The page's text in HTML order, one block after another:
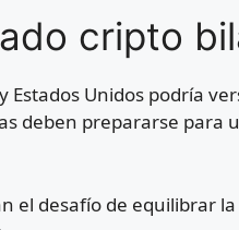
cripto
Unidos podría
deben prepararse para
el desafío de equilibrar